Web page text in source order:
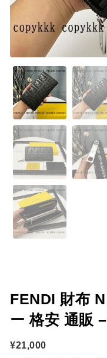
FENDI 財布
ー 格安 通販
¥21,000